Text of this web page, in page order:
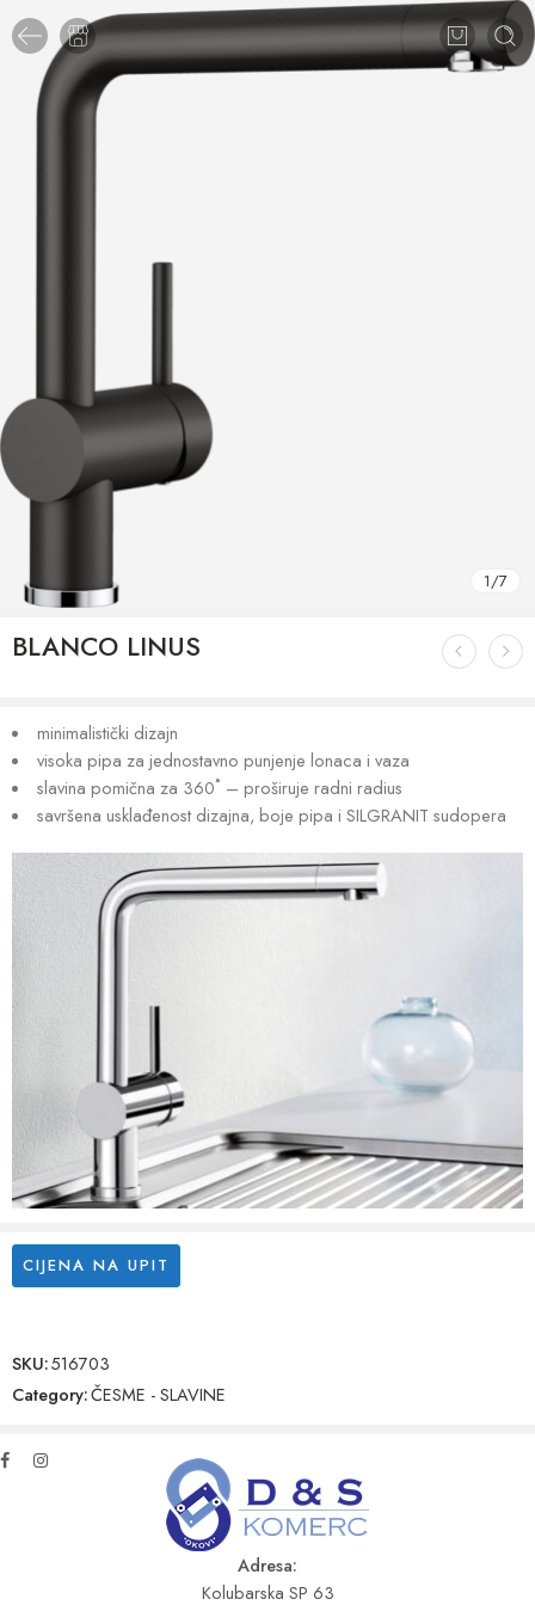
1/7
BLANCO LINUS
minimalistički dizajn
visoka pipa za jednostavno punjenje lonaca i vaza
slavina pomična za 360˚ – proširuje radni radius
savršena usklađenost dizajna, boje pipa i SILGRANIT sudopera
CIJENA NA UPIT
SKU:516703
Category:ČESME - SLAVINE
Adresa:
Kolubarska SP 63